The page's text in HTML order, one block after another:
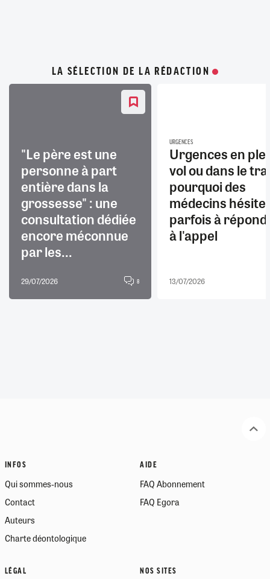
LA SÉLECTION DE LA RÉDACTION
"Le père est une
personne à part
entière dans la
grossesse" : une
consultation dédiée
encore méconnue
par les...
29/07/2026 8
URGENCES
Urgences en
vol ou dans le
pourquoi des
médecins
parfois à
à l'appel
13/07/2026
INFOS
Qui sommes-nous
Contact
Auteurs
Charte déontologique
AIDE
FAQ Abonnement
FAQ Egora
LÉGAL NOS SITES